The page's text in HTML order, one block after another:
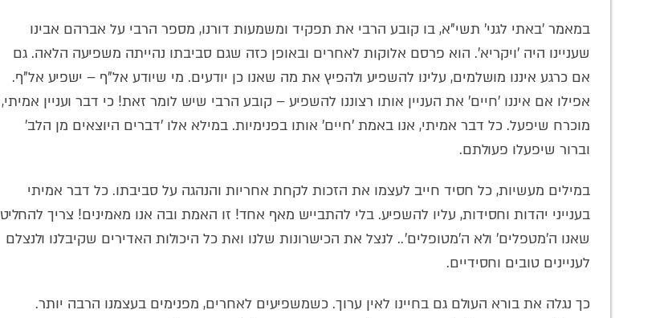
במאמר 'באתי לגני' תשי"א, בו קובע הרבי את תפקיד ומשמעות דורנו, מספר הרבי על אברהם אבינו
שעניינו היה 'ויקריא'. הוא פרסם אלוקות לאחרים ובאופן כזה שגם סביבתו נהייתה משפיעה הלאה. גם
אם כרגע איננו מושלמים, עלינו להשפיע ולהפיץ את מה שאנו כן יודעים. מי שיודע אל"ף – ישפיע אל"ף.
אפילו אם איננו 'חיים' את העניין אותו רצוננו להשפיע – קובע הרבי שיש לומר זאת! כי דבר ועניין אמיתי,
מוכרח שיפעל. כל דבר אמיתי, אנו באמת 'חיים' אותו בפנימיות. במילא אלו 'דברים היוצאים מן הלב'
וברור שיפעלו פעולתם.
במילים מעשיות, כל חסיד חייב לעצמו את הזכות לקחת אחריות והנהגה על סביבתו. כל דבר אמיתי
בענייני יהדות וחסידות, עליו להשפיע. בלי להתבייש מאף אחד! זו האמת ובה אנו מאמינים! צריך להחליט
שאנו ה'מטפלים' ולא ה'מטופלים'.. לנצל את הכישרונות שלנו ואת כל היכולות האדירים שקיבלנו ולנצלם
לעניינים טובים וחסידיים.
כך נגלה את בורא העולם גם בחיינו לאין ערוך. כשמשפיעים לאחרים, מפנימים בעצמנו הרבה יותר.